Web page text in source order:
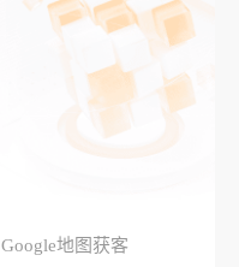
Google地图获客